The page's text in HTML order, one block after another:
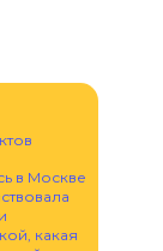
в Москве
какая